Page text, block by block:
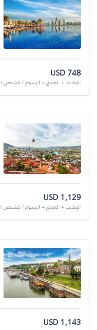
USD 748
الرحلات + الفندق + الرسوم / للشخص
USD 1,129
الرحلات + الفندق + الرسوم / للشخص
USD 1,143